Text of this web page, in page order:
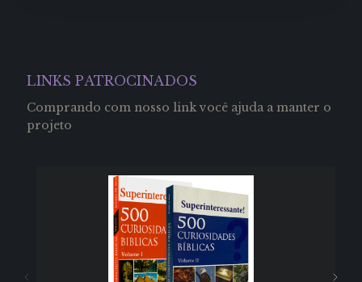
LINKS PATROCINADOS
Comprando com nosso link você ajuda a manter o
projeto